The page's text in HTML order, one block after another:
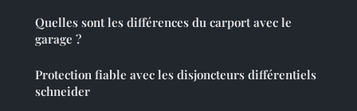
Quelles sont les différences du carport avec le
garage ?
Protection fiable avec les disjoncteurs différentiels
schneider